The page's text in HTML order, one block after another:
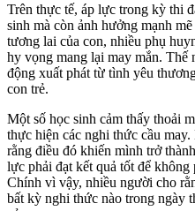
Trên thực tế, áp lực trong kỳ thi
sinh mà còn ảnh hưởng mạnh
tương lai của con, nhiều phụ
hy vọng mang lại may mắn.
động xuất phát từ tình yêu
con trẻ.
Một số học sinh cảm thấy thoải
thực hiện các nghi thức cầu
rằng điều đó khiến mình trở
lực phải đạt kết quả tốt để
Chính vì vậy, nhiều người cho
bất kỳ nghi thức nào trong ngày